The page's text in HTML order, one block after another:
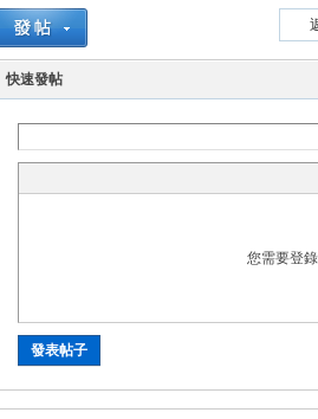
快速發帖
您需要登
發表帖子